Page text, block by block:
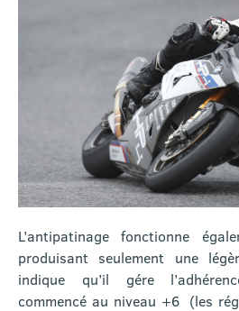
L’antipatinage fonctionne
produisant seulement une
indique qu’il gére
commencé au niveau +6 (les